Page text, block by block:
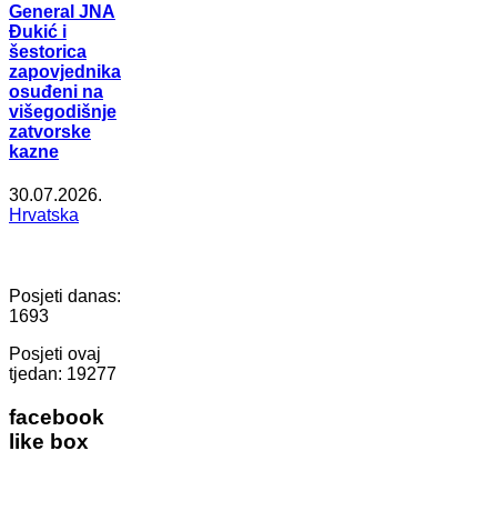
General JNA
Đukić i
šestorica
zapovjednika
osuđeni na
višegodišnje
zatvorske
kazne
30.07.2026.
Hrvatska
Posjeti danas:
1693
Posjeti ovaj
tjedan: 19277
facebook
like box